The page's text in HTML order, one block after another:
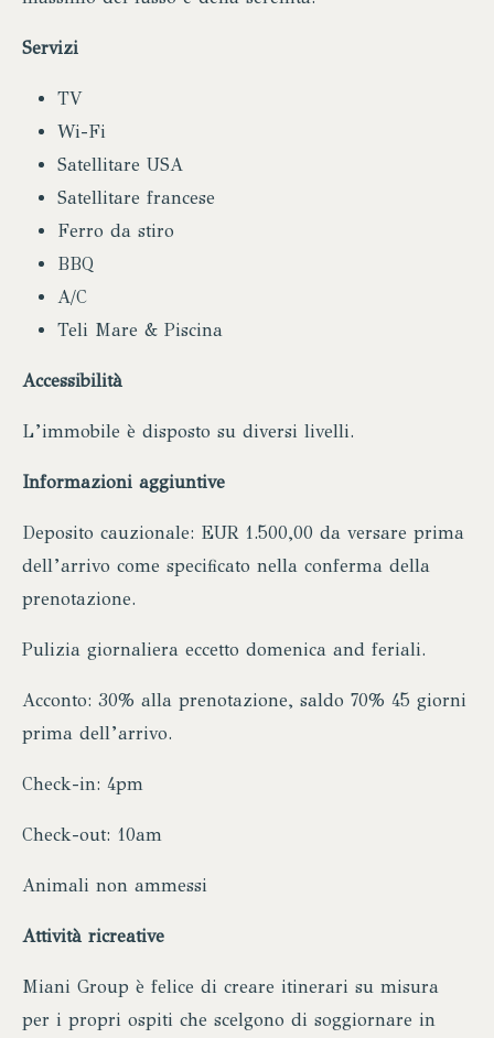
Servizi
TV
Wi-Fi
Satellitare USA
Satellitare francese
Ferro da stiro
BBQ
A/C
Teli Mare & Piscina
Accessibilità
L’immobile è disposto su diversi livelli.
Informazioni aggiuntive
Deposito cauzionale: EUR 1.500,00 da versare prima
dell’arrivo come specificato nella conferma della
prenotazione.
Pulizia giornaliera eccetto domenica and feriali.
Acconto: 30% alla prenotazione, saldo 70% 45 giorni
prima dell’arrivo.
Check-in: 4pm
Check-out: 10am
Animali non ammessi
Attività ricreative
Miani Group è felice di creare itinerari su misura
per i propri ospiti che scelgono di soggiornare in